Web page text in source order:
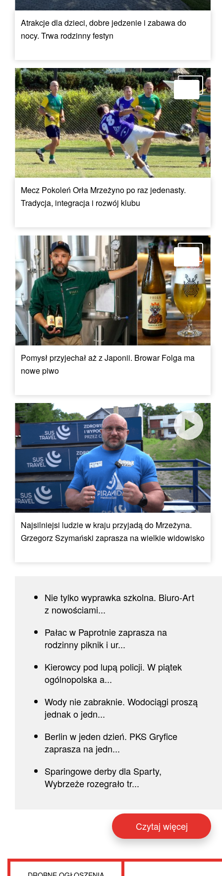
Atrakcje dla dzieci, dobre jedzenie i zabawa do
nocy. Trwa rodzinny festyn
Mecz Pokoleń Orła Mrzeżyno po raz jedenasty.
Tradycja, integracja i rozwój klubu
Pomysł przyjechał aż z Japonii. Browar Folga ma
nowe piwo
Najsilniejsi ludzie w kraju przyjadą do Mrzeżyna.
Grzegorz Szymański zaprasza na wielkie widowisko
Nie tylko wyprawka szkolna. Biuro-Art
z nowościami...
Pałac w Paprotnie zaprasza na
rodzinny piknik i ur...
Kierowcy pod lupą policji. W piątek
ogólnopolska a...
Wody nie zabraknie. Wodociągi proszą
jednak o jedn...
Berlin w jeden dzień. PKS Gryfice
zaprasza na jedn...
Sparingowe derby dla Sparty,
Wybrzeże rozegrało tr...
Czytaj więcej